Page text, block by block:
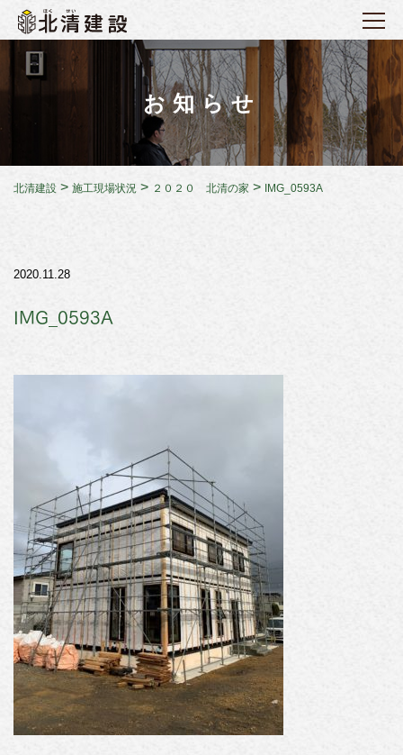
お知らせ
北清建設 > 施工現場状況 > ２０２０ 北清の家 > IMG_0593A
2020.11.28
IMG_0593A